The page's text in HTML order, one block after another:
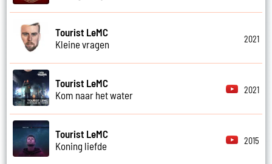
Tourist LeMC
Kleine vragen
2021
Tourist LeMC
Kom naar het water
2021
Tourist LeMC
Koning liefde
2015